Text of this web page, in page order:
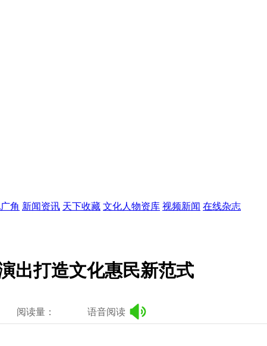
角 新闻资讯 天下收藏 文化人物资库 视频新闻 在线杂志
出打造文化惠民新范式
阅读量： 语音阅读